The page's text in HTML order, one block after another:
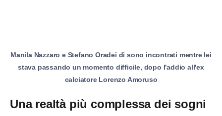
Manila Nazzaro e Stefano Oradei di sono incontrati mentre lei
stava passando un momento difficile, dopo l'addio all'ex
calciatore Lorenzo Amoruso
Una realtà più complessa dei sogni